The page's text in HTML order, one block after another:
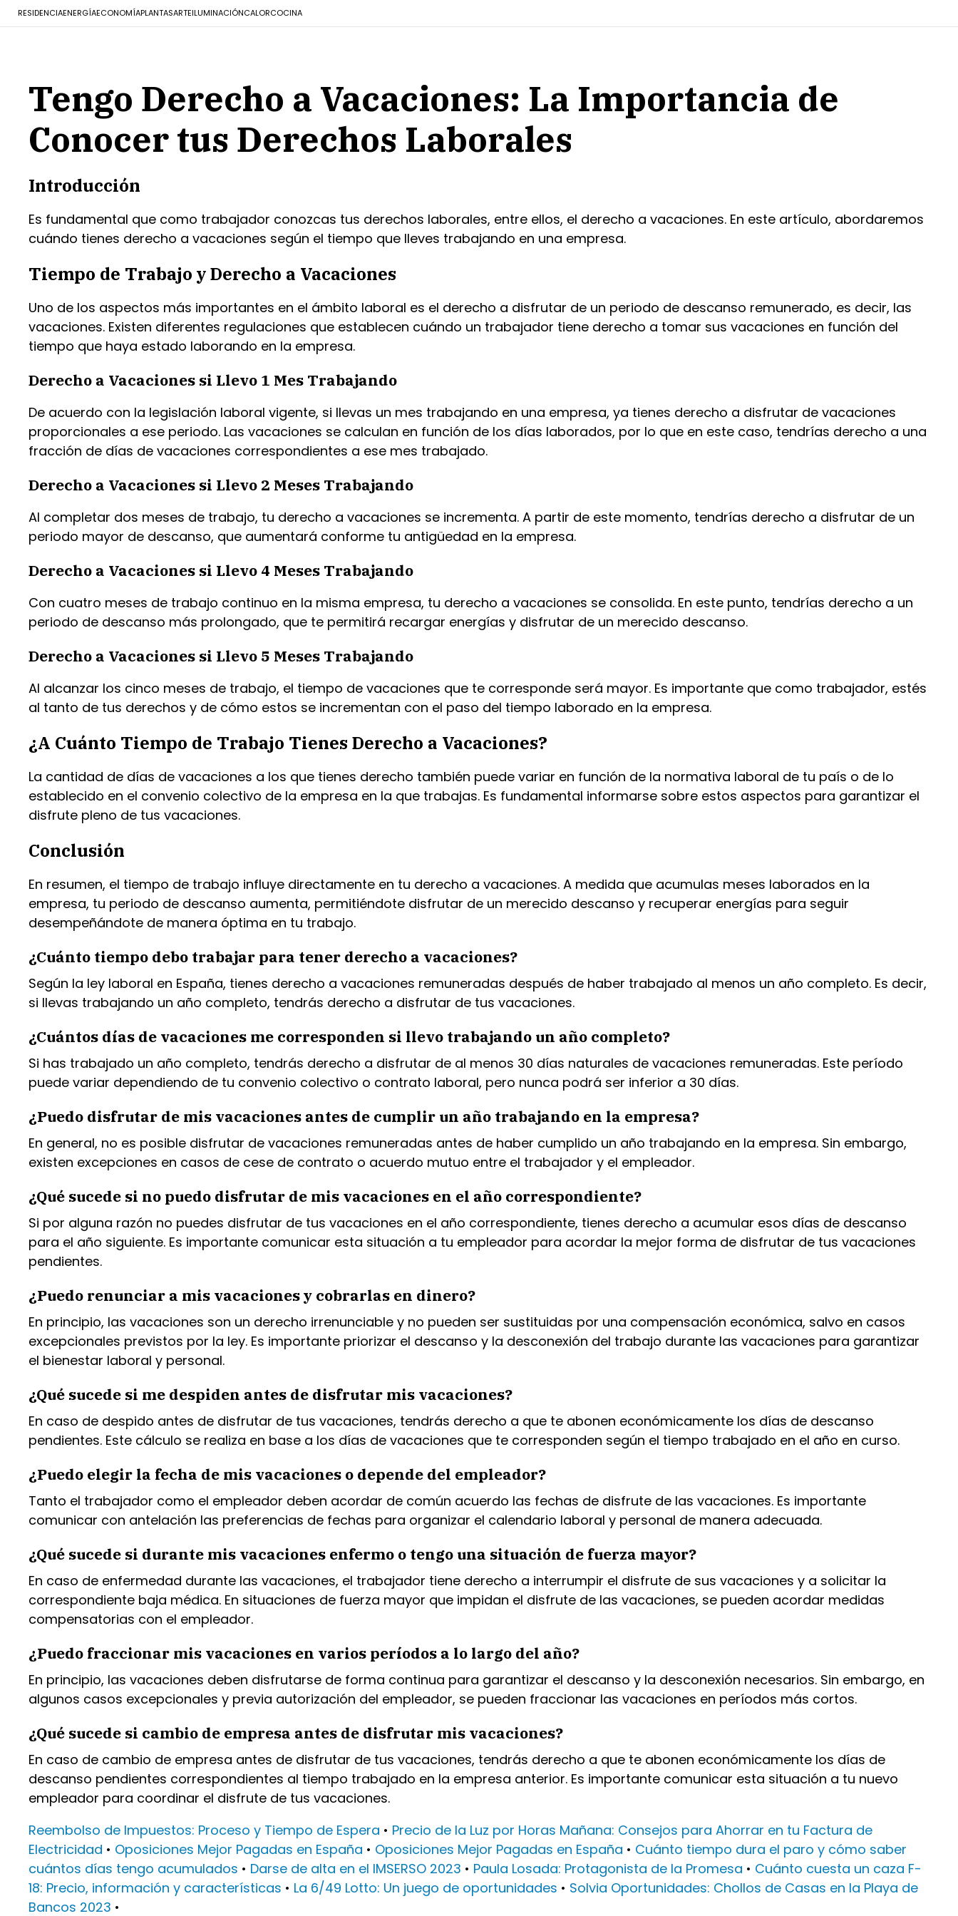
RESIDENCIAENERGÍAECONOMÍAPLANTASARTEILUMINACIÓNCALORCOCINA
Tengo Derecho a Vacaciones: La Importancia de
Conocer tus Derechos Laborales
Introducción
Es fundamental que como trabajador conozcas tus derechos laborales, entre ellos, el derecho a vacaciones. En este artículo, abordaremos
cuándo tienes derecho a vacaciones según el tiempo que lleves trabajando en una empresa.
Tiempo de Trabajo y Derecho a Vacaciones
Uno de los aspectos más importantes en el ámbito laboral es el derecho a disfrutar de un periodo de descanso remunerado, es decir, las
vacaciones. Existen diferentes regulaciones que establecen cuándo un trabajador tiene derecho a tomar sus vacaciones en función del
tiempo que haya estado laborando en la empresa.
Derecho a Vacaciones si Llevo 1 Mes Trabajando
De acuerdo con la legislación laboral vigente, si llevas un mes trabajando en una empresa, ya tienes derecho a disfrutar de vacaciones
proporcionales a ese periodo. Las vacaciones se calculan en función de los días laborados, por lo que en este caso, tendrías derecho a una
fracción de días de vacaciones correspondientes a ese mes trabajado.
Derecho a Vacaciones si Llevo 2 Meses Trabajando
Al completar dos meses de trabajo, tu derecho a vacaciones se incrementa. A partir de este momento, tendrías derecho a disfrutar de un
periodo mayor de descanso, que aumentará conforme tu antigüedad en la empresa.
Derecho a Vacaciones si Llevo 4 Meses Trabajando
Con cuatro meses de trabajo continuo en la misma empresa, tu derecho a vacaciones se consolida. En este punto, tendrías derecho a un
periodo de descanso más prolongado, que te permitirá recargar energías y disfrutar de un merecido descanso.
Derecho a Vacaciones si Llevo 5 Meses Trabajando
Al alcanzar los cinco meses de trabajo, el tiempo de vacaciones que te corresponde será mayor. Es importante que como trabajador, estés
al tanto de tus derechos y de cómo estos se incrementan con el paso del tiempo laborado en la empresa.
¿A Cuánto Tiempo de Trabajo Tienes Derecho a Vacaciones?
La cantidad de días de vacaciones a los que tienes derecho también puede variar en función de la normativa laboral de tu país o de lo
establecido en el convenio colectivo de la empresa en la que trabajas. Es fundamental informarse sobre estos aspectos para garantizar el
disfrute pleno de tus vacaciones.
Conclusión
En resumen, el tiempo de trabajo influye directamente en tu derecho a vacaciones. A medida que acumulas meses laborados en la
empresa, tu periodo de descanso aumenta, permitiéndote disfrutar de un merecido descanso y recuperar energías para seguir
desempeñándote de manera óptima en tu trabajo.
¿Cuánto tiempo debo trabajar para tener derecho a vacaciones?
Según la ley laboral en España, tienes derecho a vacaciones remuneradas después de haber trabajado al menos un año completo. Es decir,
si llevas trabajando un año completo, tendrás derecho a disfrutar de tus vacaciones.
¿Cuántos días de vacaciones me corresponden si llevo trabajando un año completo?
Si has trabajado un año completo, tendrás derecho a disfrutar de al menos 30 días naturales de vacaciones remuneradas. Este período
puede variar dependiendo de tu convenio colectivo o contrato laboral, pero nunca podrá ser inferior a 30 días.
¿Puedo disfrutar de mis vacaciones antes de cumplir un año trabajando en la empresa?
En general, no es posible disfrutar de vacaciones remuneradas antes de haber cumplido un año trabajando en la empresa. Sin embargo,
existen excepciones en casos de cese de contrato o acuerdo mutuo entre el trabajador y el empleador.
¿Qué sucede si no puedo disfrutar de mis vacaciones en el año correspondiente?
Si por alguna razón no puedes disfrutar de tus vacaciones en el año correspondiente, tienes derecho a acumular esos días de descanso
para el año siguiente. Es importante comunicar esta situación a tu empleador para acordar la mejor forma de disfrutar de tus vacaciones
pendientes.
¿Puedo renunciar a mis vacaciones y cobrarlas en dinero?
En principio, las vacaciones son un derecho irrenunciable y no pueden ser sustituidas por una compensación económica, salvo en casos
excepcionales previstos por la ley. Es importante priorizar el descanso y la desconexión del trabajo durante las vacaciones para garantizar
el bienestar laboral y personal.
¿Qué sucede si me despiden antes de disfrutar mis vacaciones?
En caso de despido antes de disfrutar de tus vacaciones, tendrás derecho a que te abonen económicamente los días de descanso
pendientes. Este cálculo se realiza en base a los días de vacaciones que te corresponden según el tiempo trabajado en el año en curso.
¿Puedo elegir la fecha de mis vacaciones o depende del empleador?
Tanto el trabajador como el empleador deben acordar de común acuerdo las fechas de disfrute de las vacaciones. Es importante
comunicar con antelación las preferencias de fechas para organizar el calendario laboral y personal de manera adecuada.
¿Qué sucede si durante mis vacaciones enfermo o tengo una situación de fuerza mayor?
En caso de enfermedad durante las vacaciones, el trabajador tiene derecho a interrumpir el disfrute de sus vacaciones y a solicitar la
correspondiente baja médica. En situaciones de fuerza mayor que impidan el disfrute de las vacaciones, se pueden acordar medidas
compensatorias con el empleador.
¿Puedo fraccionar mis vacaciones en varios períodos a lo largo del año?
En principio, las vacaciones deben disfrutarse de forma continua para garantizar el descanso y la desconexión necesarios. Sin embargo, en
algunos casos excepcionales y previa autorización del empleador, se pueden fraccionar las vacaciones en períodos más cortos.
¿Qué sucede si cambio de empresa antes de disfrutar mis vacaciones?
En caso de cambio de empresa antes de disfrutar de tus vacaciones, tendrás derecho a que te abonen económicamente los días de
descanso pendientes correspondientes al tiempo trabajado en la empresa anterior. Es importante comunicar esta situación a tu nuevo
empleador para coordinar el disfrute de tus vacaciones.
Reembolso de Impuestos: Proceso y Tiempo de Espera • Precio de la Luz por Horas Mañana: Consejos para Ahorrar en tu Factura de
Electricidad • Oposiciones Mejor Pagadas en España • Oposiciones Mejor Pagadas en España • Cuánto tiempo dura el paro y cómo saber
cuántos días tengo acumulados • Darse de alta en el IMSERSO 2023 • Paula Losada: Protagonista de la Promesa • Cuánto cuesta un caza F-
18: Precio, información y características • La 6/49 Lotto: Un juego de oportunidades • Solvia Oportunidades: Chollos de Casas en la Playa de
Bancos 2023 •